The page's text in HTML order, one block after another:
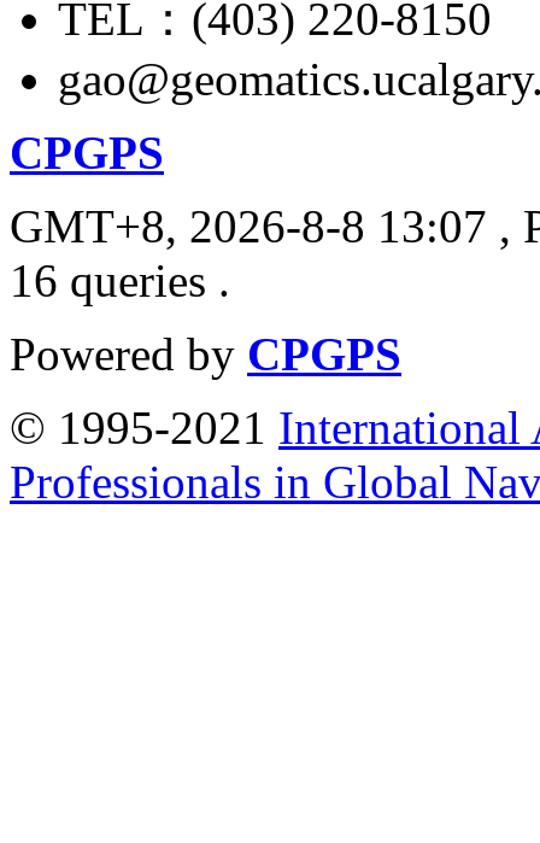
TEL：(403) 220-8150
CPGPS
GMT+8, 2026-8-8 13:07 ,
16 queries .
Powered by CPGPS
© 1995-2021 International
Professionals in Global